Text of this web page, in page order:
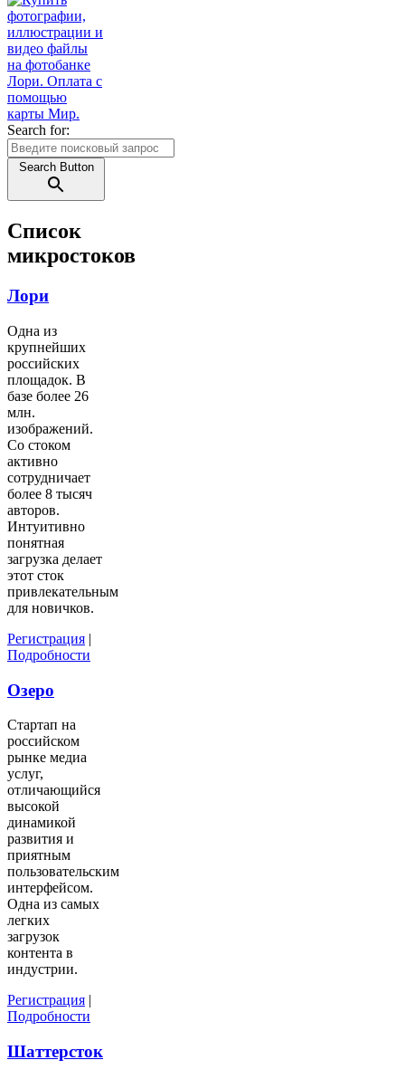
Search for:
Search Button
Список
микростоков
Лори
Одна из
крупнейших
российских
площадок. В
базе более 26
млн.
изображений.
Со стоком
активно
сотрудничает
более 8 тысяч
авторов.
Интуитивно
понятная
загрузка делает
этот сток
привлекательным
для новичков.
Регистрация |
Подробности
Озеро
Стартап на
российском
рынке медиа
услуг,
отличающийся
высокой
динамикой
развития и
приятным
пользовательским
интерфейсом.
Одна из самых
легких
загрузок
контента в
индустрии.
Регистрация |
Подробности
Шаттерсток